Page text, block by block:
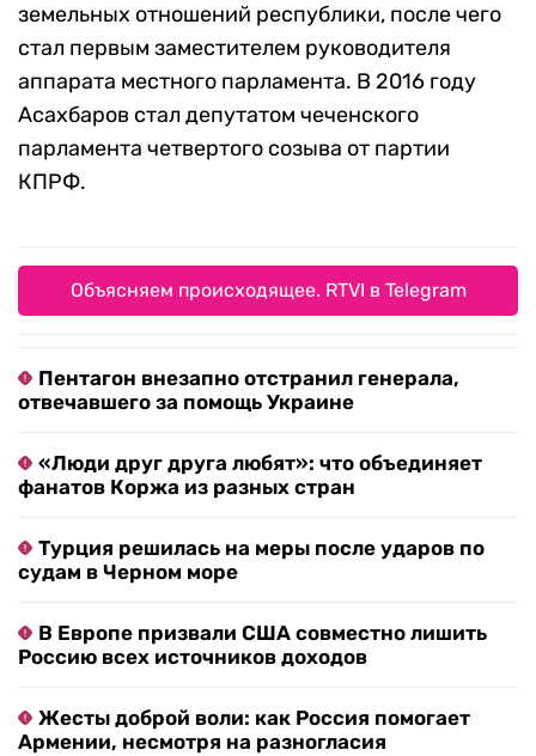
земельных отношений республики, после чего
стал первым заместителем руководителя
аппарата местного парламента. В 2016 году
Асахбаров стал депутатом чеченского
парламента четвертого созыва от партии
КПРФ.
Объясняем происходящее. RTVI в Telegram
Пентагон внезапно отстранил генерала,
отвечавшего за помощь Украине
«Люди друг друга любят»: что объединяет
фанатов Коржа из разных стран
Турция решилась на меры после ударов по
судам в Черном море
В Европе призвали США совместно лишить
Россию всех источников доходов
Жесты доброй воли: как Россия помогает
Армении, несмотря на разногласия